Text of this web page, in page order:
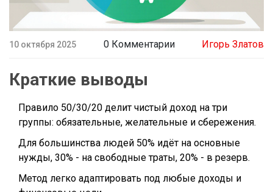
10 октября 2025 0 Комментарии Игорь Златов
Краткие выводы
Правило 50/30/20 делит чистый доход на три
группы: обязательные, желательные и сбережения.
Для большинства людей 50% идёт на основные
нужды, 30% - на свободные траты, 20% - в резерв.
Метод легко адаптировать под любые доходы и